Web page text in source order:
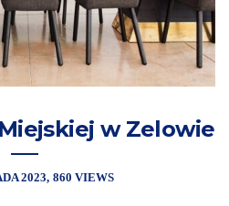
w Zelowie
2023 860 VIEWS